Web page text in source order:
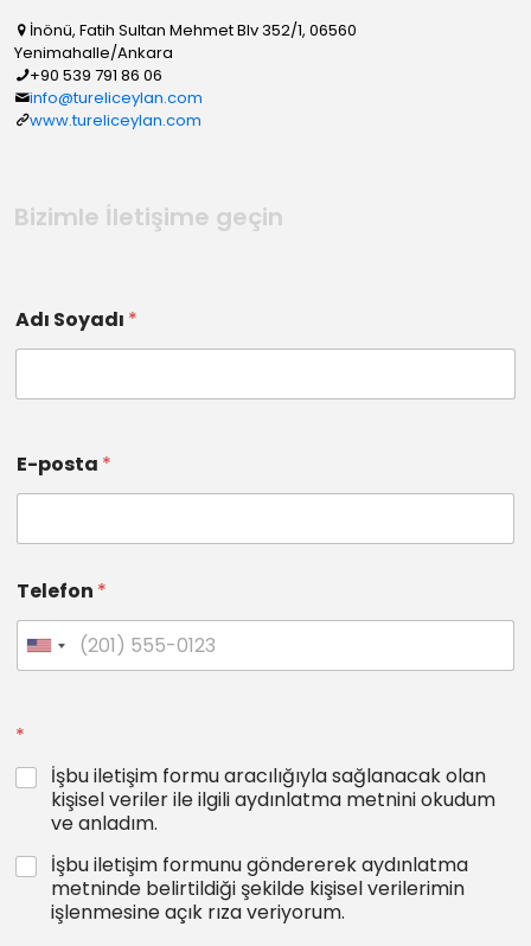
İnönü, Fatih Sultan Mehmet Blv 352/1, 06560
Yenimahalle/Ankara
+90 539 791 86 06
info@tureliceylan.com
www.tureliceylan.com
Bizimle İletişime geçin
Adı Soyadı *
E-posta *
Telefon *
*
İşbu iletişim formu aracılığıyla sağlanacak olan
kişisel veriler ile ilgili aydınlatma metnini okudum
ve anladım.
İşbu iletişim formunu göndererek aydınlatma
metninde belirtildiği şekilde kişisel verilerimin
işlenmesine açık rıza veriyorum.